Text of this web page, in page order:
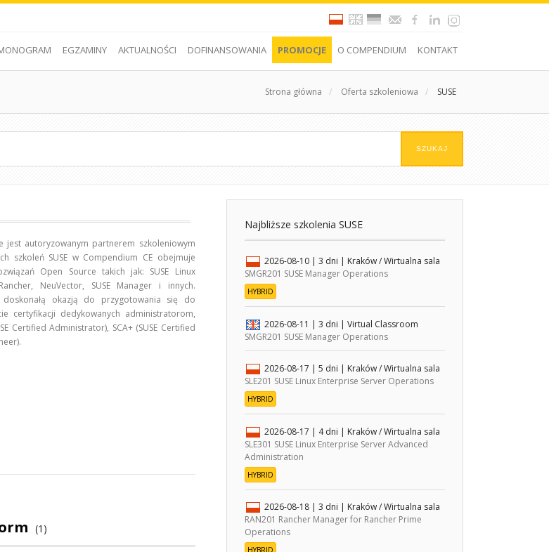
EGZAMINY AKTUALNOŚCI DOFINANSOWANIA PROMOCJE O COMPENDIUM KONTAKT
Strona główna / Oferta szkoleniowa / SUSE
jest autoryzowanym partnerem szkoleniowym
szkoleń SUSE w Compendium CE obejmuje
Open Source takich jak: SUSE Linux
NeuVector, SUSE Manager i innych.
okazją do przygotowania się do
certyfikacji dedykowanych administratorom,
Certified Administrator), SCA+ (SUSE Certified
(1)
Najbliższe szkolenia SUSE
2026-08-10 | 3 dni | Kraków / Wirtualna sala
SMGR201 SUSE Manager Operations
HYBRID
2026-08-11 | 3 dni | Virtual Classroom
SMGR201 SUSE Manager Operations
2026-08-17 | 5 dni | Kraków / Wirtualna sala
SLE201 SUSE Linux Enterprise Server Operations
HYBRID
2026-08-17 | 4 dni | Kraków / Wirtualna sala
SLE301 SUSE Linux Enterprise Server Advanced
Administration
HYBRID
2026-08-18 | 3 dni | Kraków / Wirtualna sala
RAN201 Rancher Manager for Rancher Prime
Operations